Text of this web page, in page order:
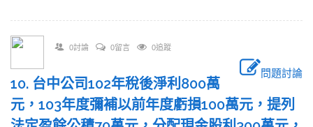
0討論 0留言 0追蹤
問題討論
10. 台中公司102年稅後淨利800萬
元，103年度彌補以前年度虧損100萬元，提列